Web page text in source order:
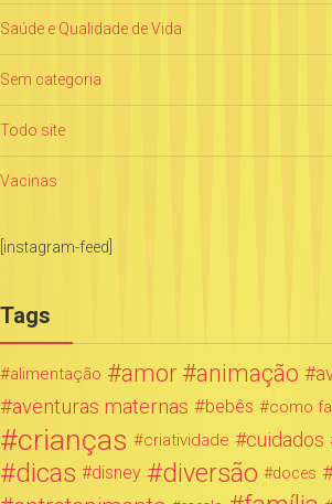
Saúde e Qualidade de Vida
Sem categoria
Todo site
Vacinas
[instagram-feed]
Tags
alimentação amor animação
aventuras maternas bebês como
crianças criatividade cuidados
dicas disney diversão doces